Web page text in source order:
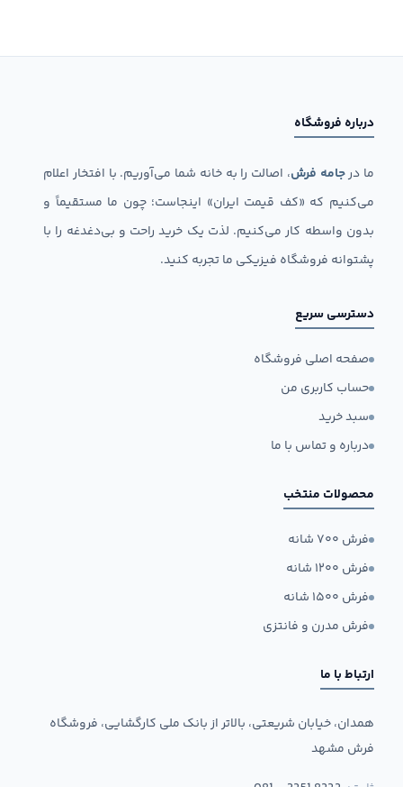
درباره فروشگاه
ما درجامه فرش، اصالت را به خانه شما می‌آوریم. با افتخار اعلام
می‌کنیم که «کف قیمت ایران» اینجاست؛ چون ما مستقیماً و
بدون واسطه کار می‌کنیم. لذت یک خرید راحت و بی‌دغدغه را با
پشتوانه فروشگاه فیزیکی ما تجربه کنید.
دسترسی سریع
صفحه اصلی فروشگاه
حساب کاربری من
سبد خرید
درباره و تماس با ما
محصولات منتخب
فرش ۷۰۰ شانه
فرش ۱۲۰۰ شانه
فرش ۱۵۰۰ شانه
فرش مدرن و فانتزی
ارتباط با ما
همدان، خیابان شریعتی، بالاتر از بانک ملی کارگشایی، فروشگاه
فرش مشهد